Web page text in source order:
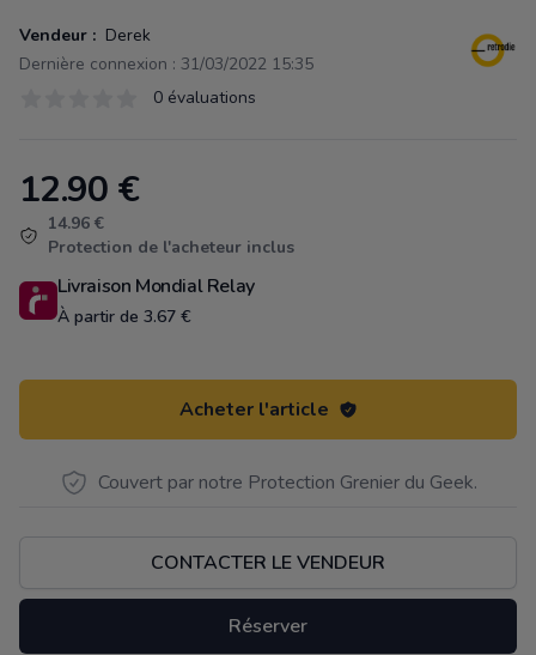
Vendeur : Derek
Dernière connexion : 31/03/2022 15:35
0 évaluations
Product information
12.90 €
14.96 €
Protection de l'acheteur inclus
Livraison Mondial Relay
À partir de 3.67 €
Acheter l'article
Couvert par notre Protection Grenier du Geek.
CONTACTER LE VENDEUR
Réserver